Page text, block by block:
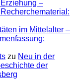
–
im Mittelalter –
zu Neu in der
der